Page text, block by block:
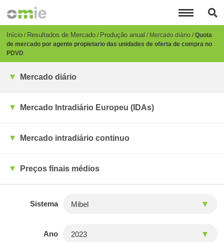
para
conteúdo
principal
Breadcrumb
Início Resultados de Mercado Produção anual Mercado diário Quota
de mercado por agente propietario das unidades de oferta de compra no
PDVD
Mercado diário
Mercado Intradiário Europeu (IDAs)
Mercado intradiário continuo
Preços finais médios
Sistema
Ano